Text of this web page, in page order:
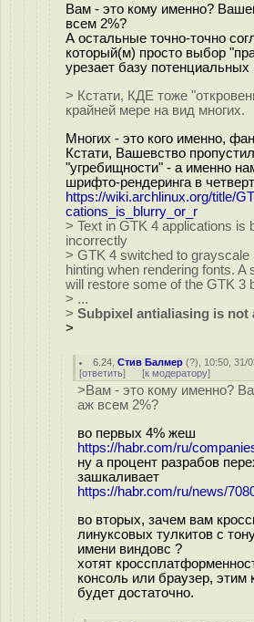
Вам - это кому именно?
всем 2%?
А остальные точно-точно
который(м) просто выбор
урезает базу
> Кстати, КДЕ тоже
крайней мере на вид многих.
Многих - это кого именно,
Кстати, Вашевство
"угребищности" - а именно
шрифто-рендеринга в
https://wiki.archlinux.org/title/
cations_is_blurry_or_r
> Text in GTK 4 applications is
incorrectly
> GTK 4 switched to grayscale
hinting when rendering fonts. A
will restore some of the GTK 3
> ...
> Subpixel antialiasing is not
>
6.24 ,Стив Балмер (?), 10:50, 31/
[ответить] [к модератору]
>Вам - это кому именно?
аж всем 2%?
во первых 4% жеш
https://habr.com/ru/
ну а процент разрабов
зашкаливает
https://habr.com/ru/news/
во вторых, зачем вам
линуксовых тулкитов с
имени виндовс ?
хотят
консоль или браузер,
будет достаточно.